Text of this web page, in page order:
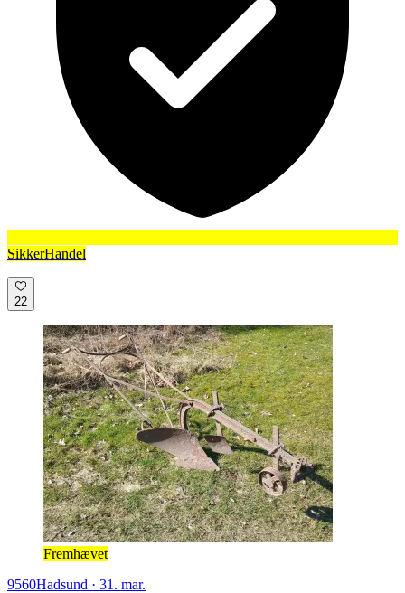
SikkerHandel
22
Fremhævet
9560Hadsund · 31. mar.